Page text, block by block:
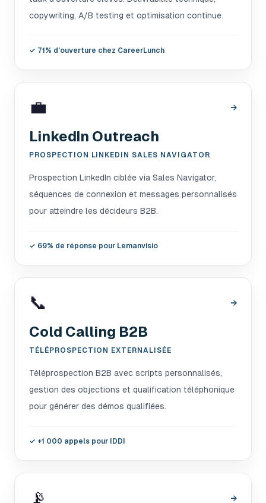
copywriting, A/B testing et optimisation continue.
✓ 71% d'ouverture chez CareerLunch
💼 →
LinkedIn Outreach
PROSPECTION LINKEDIN SALES NAVIGATOR
Prospection LinkedIn ciblée via Sales Navigator,
séquences de connexion et messages personnalisés
pour atteindre les décideurs B2B.
✓ 69% de réponse pour Lemanvisio
📞 →
Cold Calling B2B
TÉLÉPROSPECTION EXTERNALISÉE
Téléprospection B2B avec scripts personnalisés,
gestion des objections et qualification téléphonique
pour générer des démos qualifiées.
✓ +1 000 appels pour IDDI
📡 →